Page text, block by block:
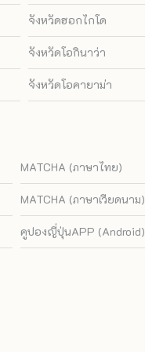
จังหวัดฮอกไกโด
จังหวัดโอกินาว่า
จังหวัดโอคายาม่า
MATCHA (ภาษาไทย)
MATCHA (ภาษาเวียดนาม)
คูปองญี่ปุ่นAPP (Android)